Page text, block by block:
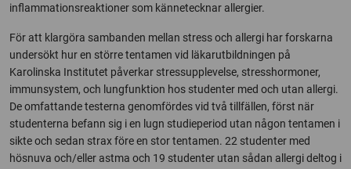
inflammationsreaktioner som kännetecknar allergier.
För att klargöra sambanden mellan stress och allergi har forskarna
undersökt hur en större tentamen vid läkarutbildningen på
Karolinska Institutet påverkar stressupplevelse, stresshormoner,
immunsystem, och lungfunktion hos studenter med och utan allergi.
De omfattande testerna genomfördes vid två tillfällen, först när
studenterna befann sig i en lugn studieperiod utan någon tentamen i
sikte och sedan strax före en stor tentamen. 22 studenter med
hösnuva och/eller astma och 19 studenter utan sådan allergi deltog i